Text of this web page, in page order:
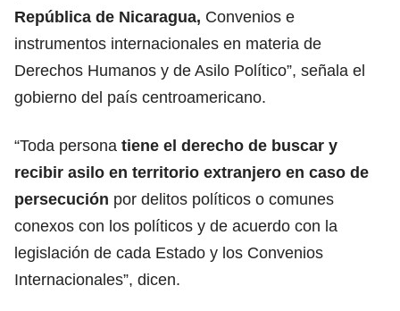
República de Nicaragua, Convenios e
instrumentos internacionales en materia de
Derechos Humanos y de Asilo Político”, señala el
gobierno del país centroamericano.
“Toda persona tiene el derecho de buscar y
recibir asilo en territorio extranjero en caso de
persecución por delitos políticos o comunes
conexos con los políticos y de acuerdo con la
legislación de cada Estado y los Convenios
Internacionales”, dicen.